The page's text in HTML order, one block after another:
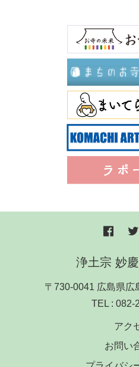
浄土宗 妙
〒730-0041 広島県広
TEL : 082-
アク
お問い